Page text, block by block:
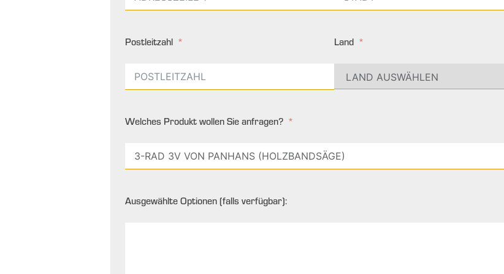
Postleitzahl Land
Welches Produkt wollen Sie anfragen?
Ausgewählte Optionen (falls verfügbar):